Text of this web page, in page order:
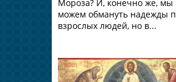
Мороза? И, конечно же, мы
можем обмануть надежды
взрослых людей, но в...